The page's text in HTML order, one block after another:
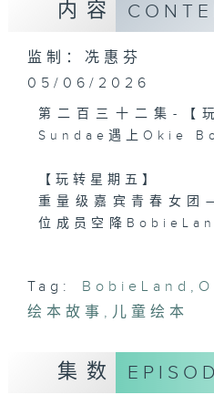
内容
监制：冼惠芬
05/06/2026
第二百三十二集-【
Sundae遇上Okie
【玩转星期五】
重量级嘉宾青春女
位成员空降
Sharon ！她们将现
新地》，歌声活力十
息。其后更会分成两
应、画画能力及想像
对是精彩活力无限
Tag: BobieLand ,
绘本故事 , 儿童绘本
集数